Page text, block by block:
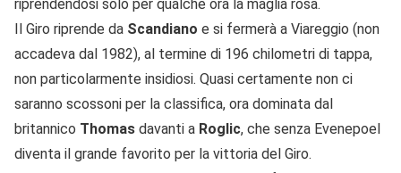
riprendendosi solo per qualche ora la maglia rosa.
Il Giro riprende da Scandiano e si fermerà a Viareggio (non
accadeva dal 1982), al termine di 196 chilometri di tappa,
non particolarmente insidiosi. Quasi certamente non ci
saranno scossoni per la classifica, ora dominata dal
britannico Thomas davanti a Roglic, che senza Evenepoel
diventa il grande favorito per la vittoria del Giro.